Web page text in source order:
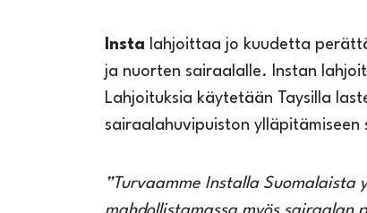
Insta
lahjoittaa jo kuudetta
ja nuorten sairaalalle. Instan
Lahjoituksia käytetään Taysilla
sairaalahuvipuiston
”Turvaamme Installa